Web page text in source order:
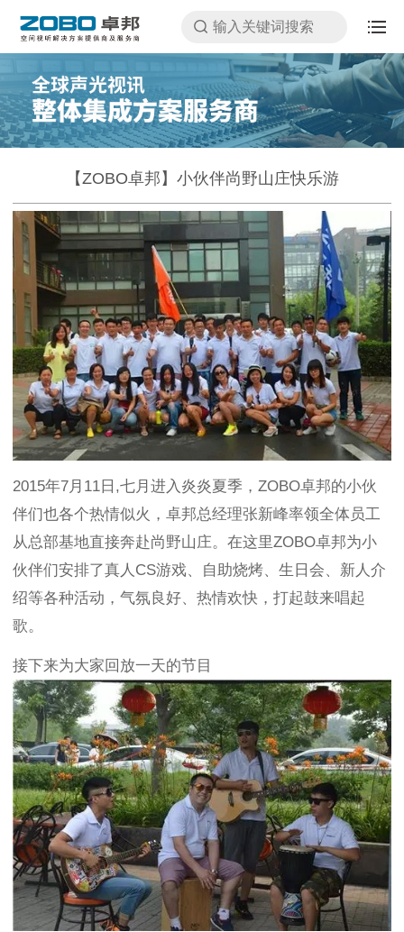
【ZOBO卓邦】小伙伴尚野山庄快乐游
2015年7月11日,七月进入炎炎夏季，ZOBO卓邦的小伙
伴们也各个热情似火，卓邦总经理张新峰率领全体员工
从总部基地直接奔赴尚野山庄。在这里ZOBO卓邦为小
伙伴们安排了真人CS游戏、自助烧烤、生日会、新人介
绍等各种活动，气氛良好、热情欢快，打起鼓来唱起
歌。
接下来为大家回放一天的节目